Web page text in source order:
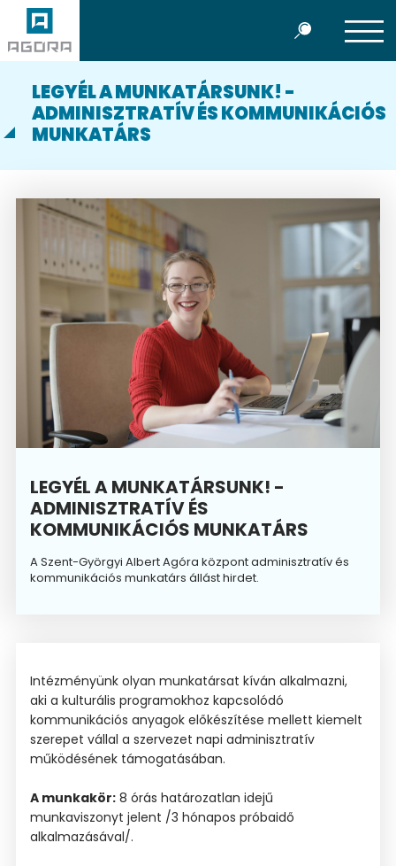
LEGYÉL A MUNKATÁRSUNK! -
ADMINISZTRATÍV ÉS KOMMUNIKÁCIÓS
MUNKATÁRS
LEGYÉL A MUNKATÁRSUNK! -
ADMINISZTRATÍV ÉS
KOMMUNIKÁCIÓS MUNKATÁRS
A Szent-Györgyi Albert Agóra központ adminisztratív és
kommunikációs munkatárs állást hirdet.
Intézményünk olyan munkatársat kíván alkalmazni,
aki a kulturális programokhoz kapcsolódó
kommunikációs anyagok előkészítése mellett kiemelt
szerepet vállal a szervezet napi adminisztratív
működésének támogatásában.
A munkakör:8 órás határozatlan idejű
munkaviszonyt jelent /3 hónapos próbaidő
alkalmazásával/.